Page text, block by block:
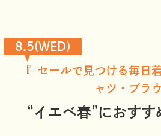
8.5(WED)
セールで見つける毎日
ャツ・ブラ
“イエベ春”におすす